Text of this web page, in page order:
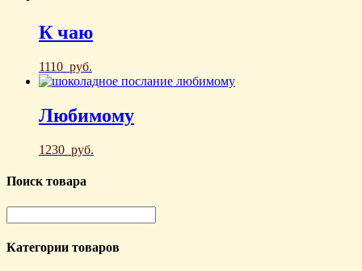
К чаю
1110 руб.
Любимому
1230 руб.
Поиск товара
Категории товаров